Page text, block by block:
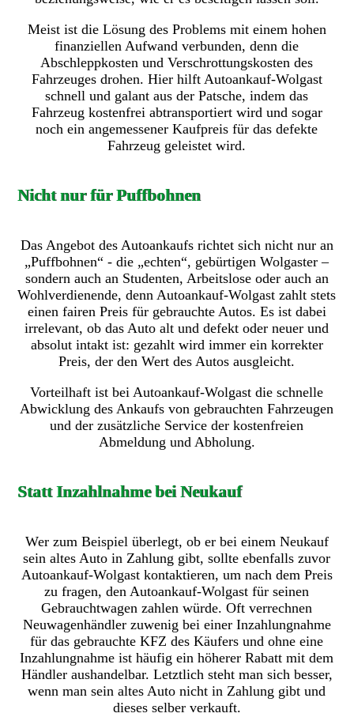
Meist ist die Lösung des Problems mit einem hohen
finanziellen Aufwand verbunden, denn die
Abschleppkosten und Verschrottungskosten des
Fahrzeuges drohen. Hier hilft Autoankauf-Wolgast
schnell und galant aus der Patsche, indem das
Fahrzeug kostenfrei abtransportiert wird und sogar
noch ein angemessener Kaufpreis für das defekte
Fahrzeug geleistet wird.
Nicht nur für Puffbohnen
Das Angebot des Autoankaufs richtet sich nicht nur an
„Puffbohnen“ - die „echten“, gebürtigen Wolgaster –
sondern auch an Studenten, Arbeitslose oder auch an
Wohlverdienende, denn Autoankauf-Wolgast zahlt stets
einen fairen Preis für gebrauchte Autos. Es ist dabei
irrelevant, ob das Auto alt und defekt oder neuer und
absolut intakt ist: gezahlt wird immer ein korrekter
Preis, der den Wert des Autos ausgleicht.
Vorteilhaft ist bei Autoankauf-Wolgast die schnelle
Abwicklung des Ankaufs von gebrauchten Fahrzeugen
und der zusätzliche Service der kostenfreien
Abmeldung und Abholung.
Statt Inzahlnahme bei Neukauf
Wer zum Beispiel überlegt, ob er bei einem Neukauf
sein altes Auto in Zahlung gibt, sollte ebenfalls zuvor
Autoankauf-Wolgast kontaktieren, um nach dem Preis
zu fragen, den Autoankauf-Wolgast für seinen
Gebrauchtwagen zahlen würde. Oft verrechnen
Neuwagenhändler zuwenig bei einer Inzahlungnahme
für das gebrauchte KFZ des Käufers und ohne eine
Inzahlungnahme ist häufig ein höherer Rabatt mit dem
Händler aushandelbar. Letztlich steht man sich besser,
wenn man sein altes Auto nicht in Zahlung gibt und
dieses selber verkauft.